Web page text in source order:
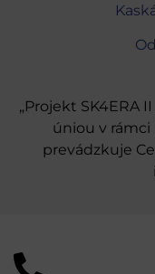
„Projekt SK4ERA
úniou v rámci
prevádzkuje